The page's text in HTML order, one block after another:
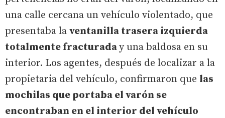
una calle cercana un vehículo violentado, que
presentaba la ventanilla trasera izquierda
totalmente fracturaday una baldosa en su
interior. Los agentes, después de localizar a la
propietaria del vehículo, confirmaron que las
mochilas que portaba el varón se
encontraban en el interior del vehículo